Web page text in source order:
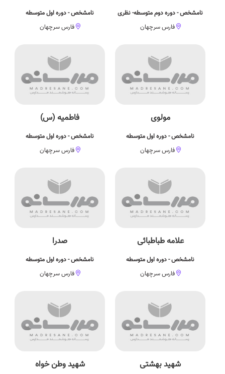
نامشخص - دوره دوم متوسطه- نظری
فارس سرچهان
نامشخص - دوره اول متوسطه
فارس سرچهان
مولوی
نامشخص - دوره اول متوسطه
فارس سرچهان
فاطمیه (س)
نامشخص - دوره اول متوسطه
فارس سرچهان
علامه طباطبائی
نامشخص - دوره اول متوسطه
فارس سرچهان
صدرا
نامشخص - دوره اول متوسطه
فارس سرچهان
شهيد بهشتی شهید وطن خواه